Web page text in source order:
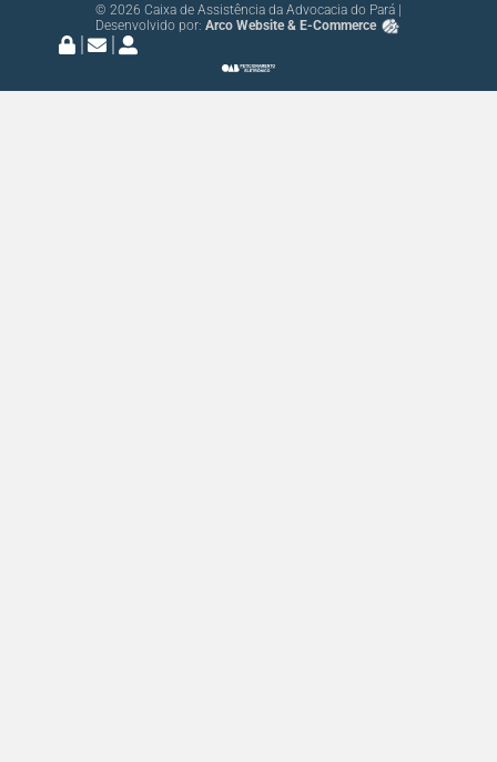
© 2026 Caixa de Assistência da Advocacia do Pará |
Desenvolvido por: Arco Website & E-Commerce